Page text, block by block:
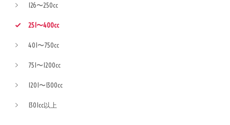
126〜250cc
251〜400cc
401〜750cc
751〜1200cc
1201〜1300cc
1301cc以上